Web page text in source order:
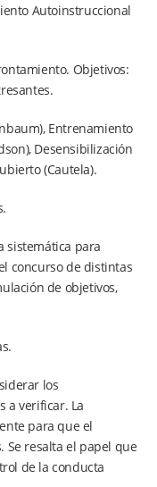
Autoinstruccional
Objetivos:
Entrenamiento
Desensibilización
(Cautela).
sistemática para
concurso de distintas
de objetivos,
los
a verificar. La
para que el
Se resalta el papel que
de la conducta